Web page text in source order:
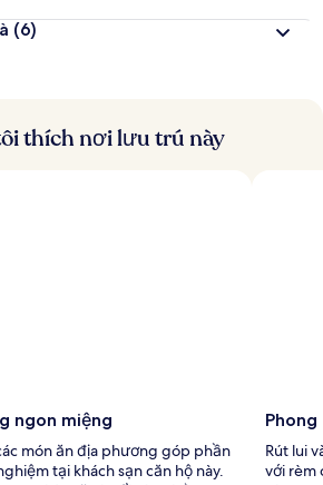
(6)
thích nơi lưu trú này
ngon miệng
món ăn địa phương góp phần
tại khách sạn căn hộ này.
Phong
Rút lui
với rèm